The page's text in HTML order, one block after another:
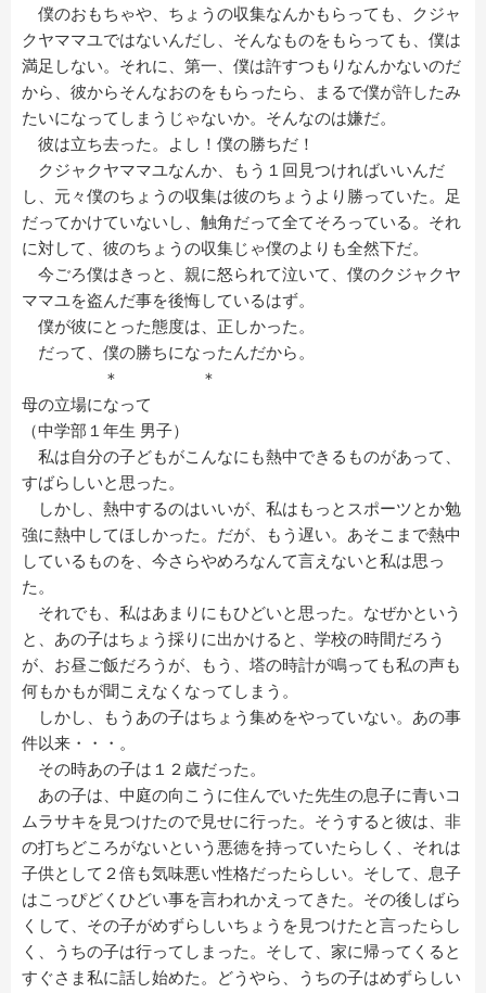
僕のおもちゃや、ちょうの収集なんかもらっても、クジャ
クヤママユではないんだし、そんなものをもらっても、僕は
満足しない。それに、第一、僕は許すつもりなんかないのだ
から、彼からそんなおのをもらったら、まるで僕が許したみ
たいになってしまうじゃないか。そんなのは嫌だ。
彼は立ち去った。よし！僕の勝ちだ！
クジャクヤママユなんか、もう１回見つければいいんだ
し、元々僕のちょうの収集は彼のちょうより勝っていた。足
だってかけていないし、触角だって全てそろっている。それ
に対して、彼のちょうの収集じゃ僕のよりも全然下だ。
今ごろ僕はきっと、親に怒られて泣いて、僕のクジャクヤ
ママユを盗んだ事を後悔しているはず。
僕が彼にとった態度は、正しかった。
だって、僕の勝ちになったんだから。
＊ ＊
母の立場になって
（中学部１年生 男子）
私は自分の子どもがこんなにも熱中できるものがあって、
すばらしいと思った。
しかし、熱中するのはいいが、私はもっとスポーツとか勉
強に熱中してほしかった。だが、もう遅い。あそこまで熱中
しているものを、今さらやめろなんて言えないと私は思っ
た。
それでも、私はあまりにもひどいと思った。なぜかという
と、あの子はちょう採りに出かけると、学校の時間だろう
が、お昼ご飯だろうが、もう、塔の時計が鳴っても私の声も
何もかもが聞こえなくなってしまう。
しかし、もうあの子はちょう集めをやっていない。あの事
件以来・・・。
その時あの子は１２歳だった。
あの子は、中庭の向こうに住んでいた先生の息子に青いコ
ムラサキを見つけたので見せに行った。そうすると彼は、非
の打ちどころがないという悪徳を持っていたらしく、それは
子供として２倍も気味悪い性格だったらしい。そして、息子
はこっぴどくひどい事を言われかえってきた。その後しばら
くして、その子がめずらしいちょうを見つけたと言ったらし
く、うちの子は行ってしまった。そして、家に帰ってくると
すぐさま私に話し始めた。どうやら、うちの子はめずらしい